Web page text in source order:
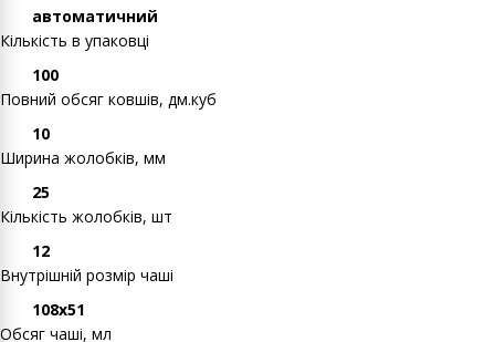
автоматичний
Кількість в упаковці
100
Повний обсяг ковшів, дм.куб
10
Ширина жолобків, мм
25
Кількість жолобків, шт
12
Внутрішній розмір чаші
108х51
Обсяг чаші, мл